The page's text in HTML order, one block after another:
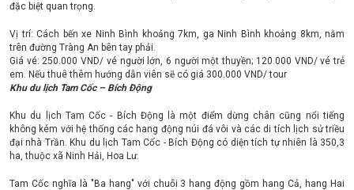
đặc biệt quan trọng.
Vị trí: Cách bến xe Ninh Bình khoảng 7km, ga Ninh Bình khoảng 8km, nằm
trên đường Tràng An bên tay phải.
Giá vé: 250.000 VND/ vé người lớn, 6 người một thuyền; 120.000 VND/ vé trẻ
em. Nếu thuê thêm hướng dẫn viên sẽ có giá 300.000 VND/ tour
Khu du lịch Tam Cốc – Bích Động
Khu du lịch Tam Cốc - Bích Động là một điểm dừng chân cũng nổi tiếng
không kém với hệ thống các hang động núi đá vôi và các di tích lịch sử triều
đại nhà Trần. Khu du lịch Tam Cốc - Bích Động có diện tích tự nhiên là 350,3
ha, thuộc xã Ninh Hải, Hoa Lư.
Tam Cốc nghĩa là "Ba hang" với chuỗi 3 hang động gồm hang Cả, hang Hai